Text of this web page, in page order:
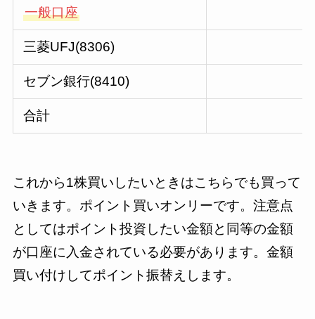
一般口座
三菱UFJ(8306)
セブン銀行(8410)
合計
これから1株買いしたいときはこちらでも買って
いきます。ポイント買いオンリーです。注意点
としてはポイント投資したい金額と同等の金額
が口座に入金されている必要があります。金額
買い付けしてポイント振替えします。